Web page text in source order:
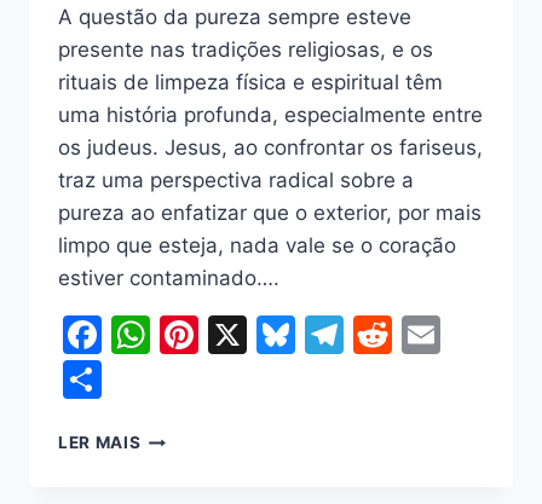
A questão da pureza sempre esteve
presente nas tradições religiosas, e os
rituais de limpeza física e espiritual têm
uma história profunda, especialmente entre
os judeus. Jesus, ao confrontar os fariseus,
traz uma perspectiva radical sobre a
pureza ao enfatizar que o exterior, por mais
limpo que esteja, nada vale se o coração
estiver contaminado….
Facebook
WhatsApp
Pinterest
X Bluesky
Telegram
Reddit
LER MAIS